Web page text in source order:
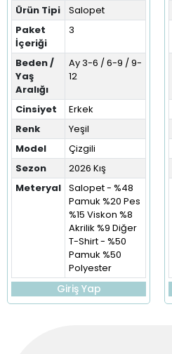
Ürün Tipi
Salopet
Paket
İçeriği
3
Beden /
Yaş
Aralığı
Ay 3-6 / 6-9 / 9-
12
Cinsiyet
Erkek
Renk
Yeşil
Model
Çizgili
Sezon
2026 Kış
Meteryal Salopet - %48
Pamuk %20 Pes
%15 Viskon %8
Akrilik %9 Diğer
T-Shirt - %50
Pamuk %50
Polyester
Giriş Yap